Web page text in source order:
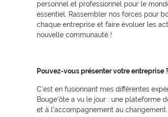
personnel et professionnel pour le
essentiel. Rassembler nos forces pour
chaque entreprise et faire évoluer les
nouvelle communauté !
Pouvez-vous présenter votre entreprise
C’est en fusionnant mes différentes
Bouge'ôte a vu le jour : une plateforme
et à l'accompagnement au changement.